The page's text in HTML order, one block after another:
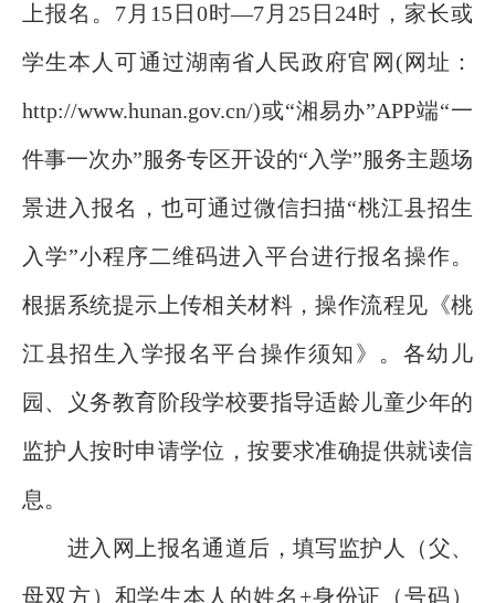
上报名。7月15日0时—7月25日24时，家长或
学生本人可通过湖南省人民政府官网(网址：
http://www.hunan.gov.cn/)或“湘易办”APP端“一
件事一次办”服务专区开设的“入学”服务主题场
景进入报名，也可通过微信扫描“桃江县招生
入学”小程序二维码进入平台进行报名操作。
根据系统提示上传相关材料，操作流程见《桃
江县招生入学报名平台操作须知》。各幼儿
园、义务教育阶段学校要指导适龄儿童少年的
监护人按时申请学位，按要求准确提供就读信
息。
进入网上报名通道后，填写监护人（父、
母双方）和学生本人的姓名+身份证（号码）